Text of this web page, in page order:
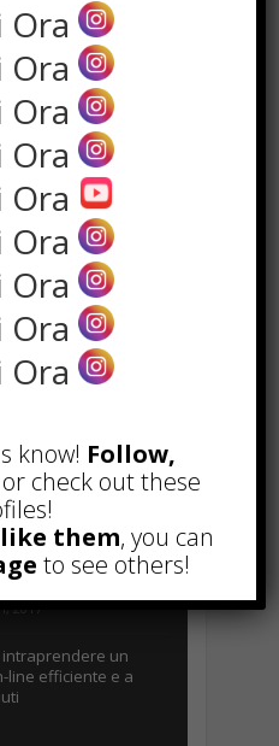
per avere un blog di
YouTube: i 5
2017
low-cost a Torino
2017
intraprendere un
line efficiente e a
Ora
Ora
Ora
Ora
Ora
Ora
Ora
Ora
Ora
know! Follow,
or check out these
them, you can
to see others!